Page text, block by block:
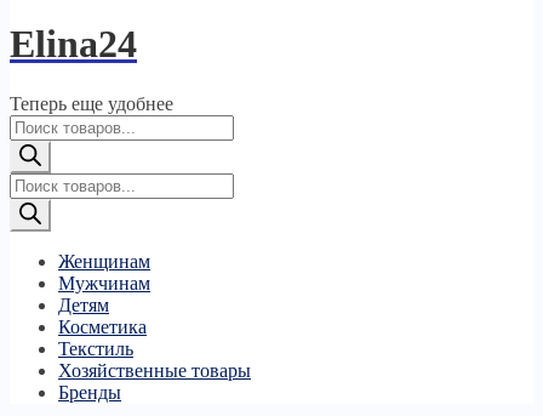
Elina24
Теперь еще удобнее
Поиск
товаров
Поиск
товаров
Женщинам
Мужчинам
Детям
Косметика
Текстиль
Хозяйственные товары
Бренды